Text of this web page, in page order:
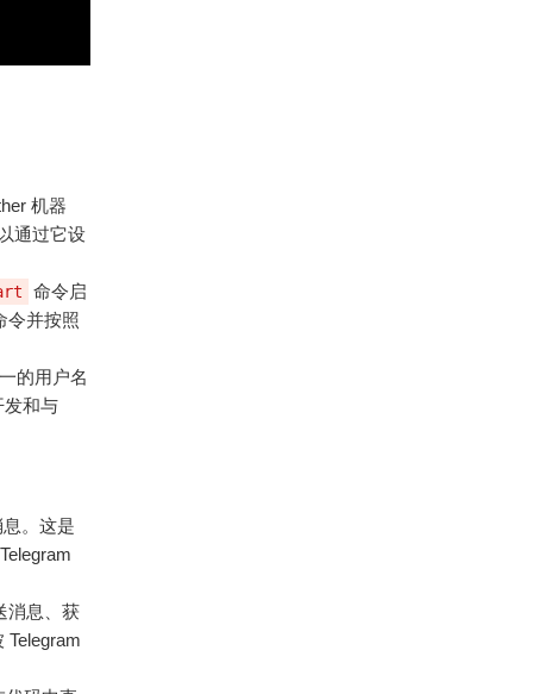
机器
通过它设
命令启
令并按照
的用户名
发和与
。这是
消息、获
Telegram